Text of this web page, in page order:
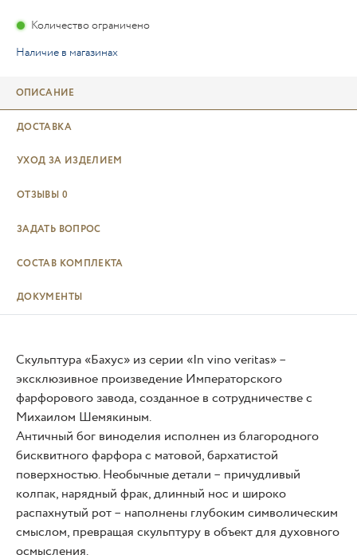
Количество ограничено
Наличие в магазинах
ОПИСАНИЕ
ДОСТАВКА
УХОД ЗА ИЗДЕЛИЕМ
ОТЗЫВЫ 0
ЗАДАТЬ ВОПРОС
СОСТАВ КОМПЛЕКТА
ДОКУМЕНТЫ
Скульптура «Бахус» из серии «In vino veritas» –
эксклюзивное произведение Императорского
фарфорового завода, созданное в сотрудничестве с
Михаилом Шемякиным.
Античный бог виноделия исполнен из благородного
бисквитного фарфора с матовой, бархатистой
поверхностью. Необычные детали – причудливый
колпак, нарядный фрак, длинный нос и широко
распахнутый рот – наполнены глубоким символическим
смыслом, превращая скульптуру в объект для духовного